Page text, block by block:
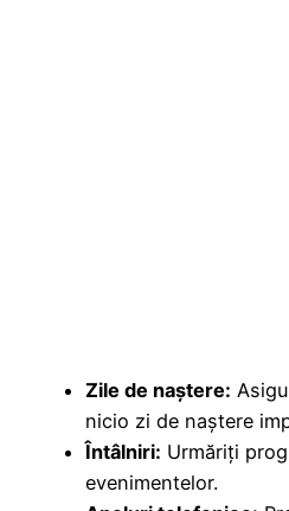
Zile de naștere:
nicio zi de naștere
Întâlniri: Urmăriți
evenimentelor.